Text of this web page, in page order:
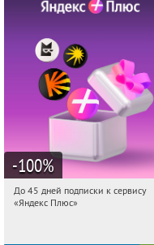
-100%
20:19:37 Получили:
До 45 дней подписки к сервису
«Яндекс Плюс»